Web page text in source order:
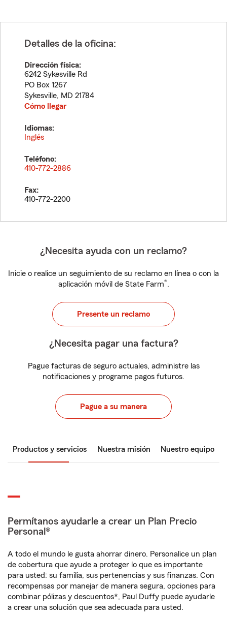
Detalles de la oficina:
Dirección física:
6242 Sykesville Rd
PO Box 1267
Sykesville, MD 21784
Cómo llegar
Idiomas:
Inglés
Teléfono:
410-772-2886
Fax:
410-772-2200
¿Necesita ayuda con un reclamo?
Inicie o realice un seguimiento de su reclamo en línea o con la
aplicación móvil de State Farm®.
Presente un reclamo
¿Necesita pagar una factura?
Pague facturas de seguro actuales, administre las
notificaciones y programe pagos futuros.
Pague a su manera
Productos y servicios Nuestra misión Nuestro equipo
Permítanos ayudarle a crear un Plan Precio
Personal®
A todo el mundo le gusta ahorrar dinero. Personalice un plan
de cobertura que ayude a proteger lo que es importante
para usted: su familia, sus pertenencias y sus finanzas. Con
recompensas por manejar de manera segura, opciones para
combinar pólizas y descuentos*, Paul Duffy puede ayudarle
a crear una solución que sea adecuada para usted.